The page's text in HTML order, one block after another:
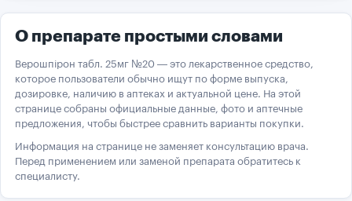
О препарате простыми словами
Верошпірон табл. 25мг №20 — это лекарственное средство,
которое пользователи обычно ищут по форме выпуска,
дозировке, наличию в аптеках и актуальной цене. На этой
странице собраны официальные данные, фото и аптечные
предложения, чтобы быстрее сравнить варианты покупки.
Информация на странице не заменяет консультацию врача.
Перед применением или заменой препарата обратитесь к
специалисту.